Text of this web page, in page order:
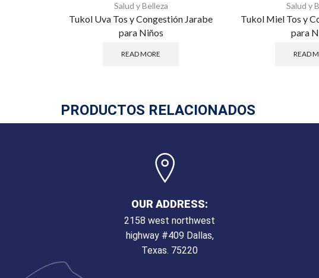
Salud y Belleza
Tukol Uva Tos y Congestión Jarabe
para Niños
READ MORE
Salud y
Tukol Miel Tos y
para
READ
PRODUCTOS RELACIONADOS
OUR ADDRESS:
2158 west northwest
highway #409 Dallas,
Texas. 75220